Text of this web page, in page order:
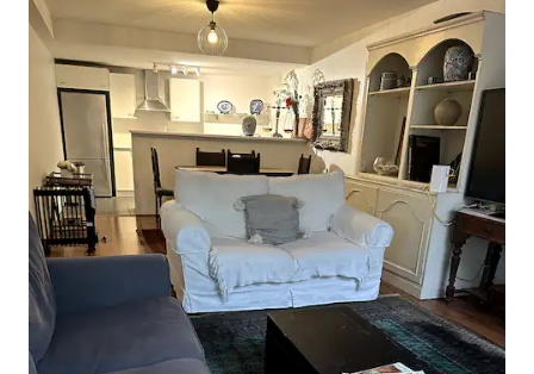
понеділок) *ДОВГІ ВИХІДНІ -
мінімальна тривалість перебування 3
ночі